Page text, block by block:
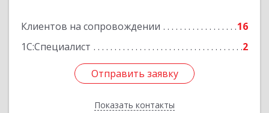
Клиентов на сопровождении
16
1С:Специалист
2
Отправить заявку
Показать контакты
Отправить заявку
Назад